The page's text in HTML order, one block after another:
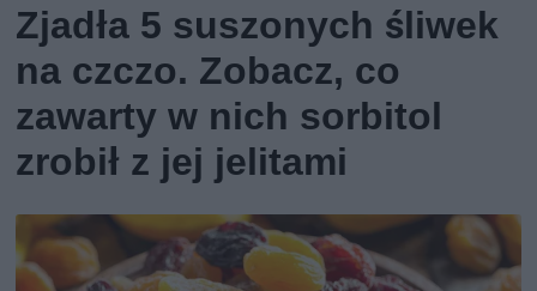
Zjadła 5 suszonych śliwek
na czczo. Zobacz, co
zawarty w nich sorbitol
zrobił z jej jelitami